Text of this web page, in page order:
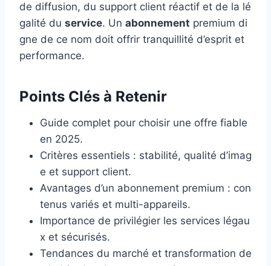
de diffusion, du support client réactif et de la lé
galité du service. Un abonnement premium di
gne de ce nom doit offrir tranquillité d’esprit et
performance.
Points Clés à Retenir
Guide complet pour choisir une offre fiable
en 2025.
Critères essentiels : stabilité, qualité d’imag
e et support client.
Avantages d’un abonnement premium : con
tenus variés et multi-appareils.
Importance de privilégier les services légau
x et sécurisés.
Tendances du marché et transformation de